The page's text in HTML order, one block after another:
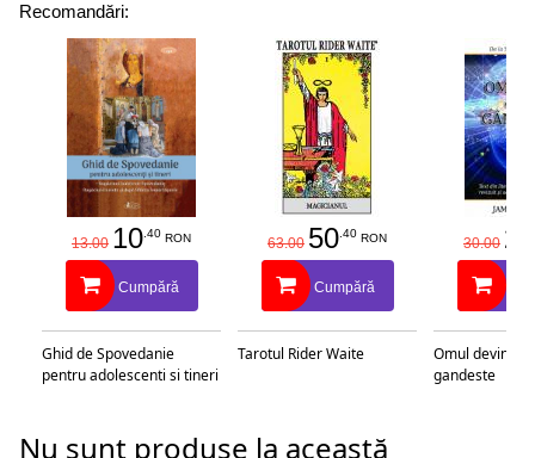
Recomandări:
13.00 10.40 RON
Cumpără
Ghid de Spovedanie
pentru adolescenti si tineri
63.00 50.40 RON
Cumpără
Tarotul Rider Waite
30.00 25
Omul devine
gandeste
Nu sunt produse la această